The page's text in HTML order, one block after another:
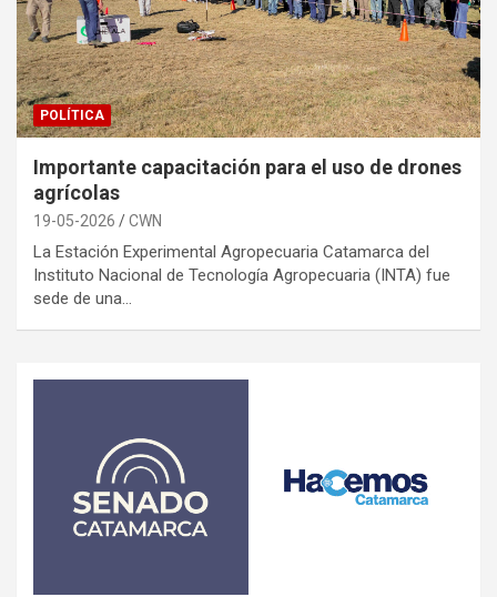
POLÍTICA
Importante capacitación para el uso de drones
agrícolas
19-05-2026 CWN
La Estación Experimental Agropecuaria Catamarca del
Instituto Nacional de Tecnología Agropecuaria (INTA) fue
sede de una…